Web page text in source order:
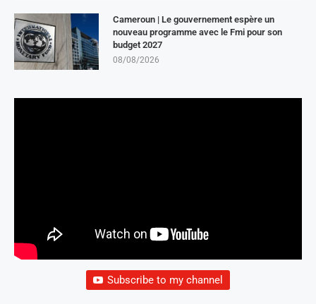
Cameroun | Le gouvernement espère un
nouveau programme avec le Fmi pour son
budget 2027
08/08/2026
Subscribe to my channel